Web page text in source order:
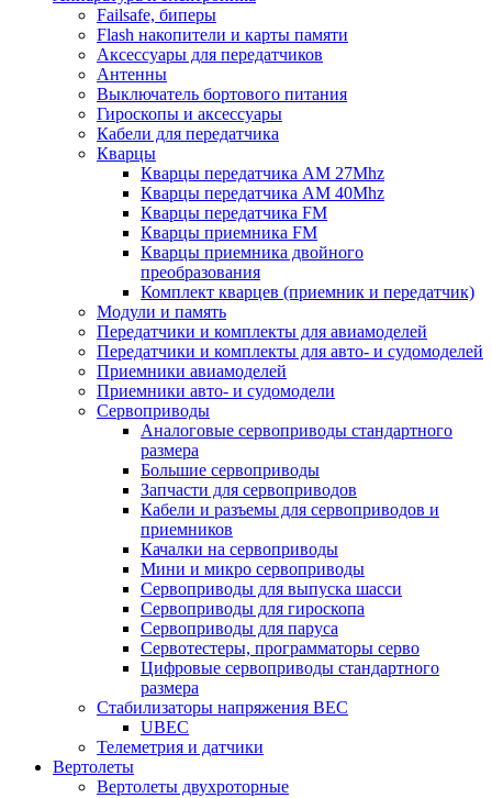
Failsafe, биперы
Flash накопители и карты памяти
Аксессуары для передатчиков
Антенны
Выключатель бортового питания
Гироскопы и аксессуары
Кабели для передатчика
Кварцы
Кварцы передатчика AM 27Mhz
Кварцы передатчика AM 40Mhz
Кварцы передатчика FM
Кварцы приемника FM
Кварцы приемника двойного
преобразования
Комплект кварцев (приемник и передатчик)
Модули и память
Передатчики и комплекты для авиамоделей
Передатчики и комплекты для авто- и судомоделей
Приемники авиамоделей
Приемники авто- и судомодели
Сервоприводы
Аналоговые сервоприводы стандартного
размера
Большие сервоприводы
Запчасти для сервоприводов
Кабели и разъемы для сервоприводов и
приемников
Качалки на сервоприводы
Мини и микро сервоприводы
Сервоприводы для выпуска шасси
Сервоприводы для гироскопа
Сервоприводы для паруса
Сервотестеры, программаторы серво
Цифровые сервоприводы стандартного
размера
Стабилизаторы напряжения BEC
UBEC
Телеметрия и датчики
Вертолеты
Вертолеты двухроторные